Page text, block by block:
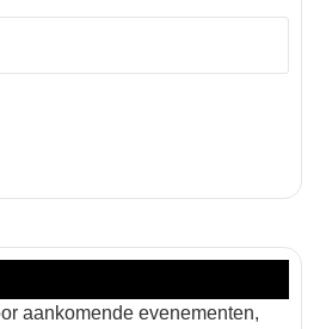
aankomende evenementen,